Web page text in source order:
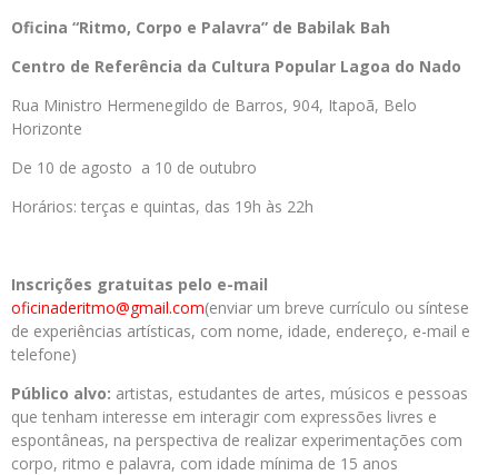
Oficina “Ritmo, Corpo e Palavra” de Babilak Bah
Centro de Referência da Cultura Popular Lagoa do Nado
Rua Ministro Hermenegildo de Barros, 904, Itapoã, Belo
Horizonte
De 10 de agosto a 10 de outubro
Horários: terças e quintas, das 19h às 22h
Inscrições gratuitas pelo e-mail
oficinaderitmo@gmail.com(enviar um breve currículo ou síntese
de experiências artísticas, com nome, idade, endereço, e-mail e
telefone)
Público alvo: artistas, estudantes de artes, músicos e pessoas
que tenham interesse em interagir com expressões livres e
espontâneas, na perspectiva de realizar experimentações com
corpo, ritmo e palavra, com idade mínima de 15 anos